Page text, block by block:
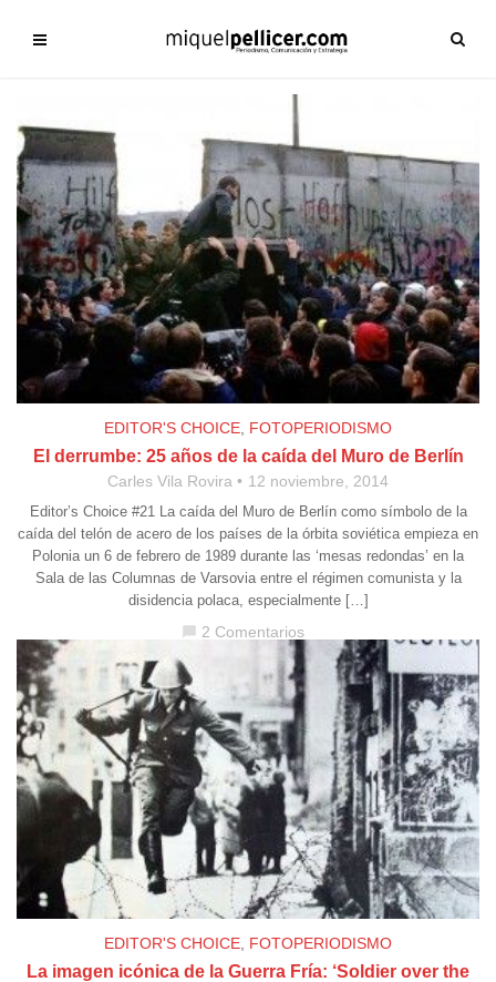
EDITOR'S CHOICE FOTOPERIODISMO
El derrumbe: 25 años de la caída del Muro de Berlín
Carles Vila Rovira 12 noviembre, 2014
Editor’s Choice #21 La caída del Muro de Berlín como símbolo de la
caída del telón de acero de los países de la órbita soviética empieza en
Polonia un 6 de febrero de 1989 durante las ‘mesas redondas’ en la
Sala de las Columnas de Varsovia entre el régimen comunista y la
disidencia polaca, especialmente […]
2 Comentarios
EDITOR'S CHOICE FOTOPERIODISMO
La imagen icónica de la Guerra Fría: ‘Soldier over the